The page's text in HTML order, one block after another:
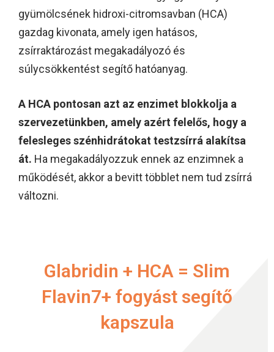
gyümölcsének hidroxi-citromsavban (HCA)
gazdag kivonata, amely igen hatásos,
zsírraktározást megakadályozó és
súlycsökkentést segítő hatóanyag.
A HCA pontosan azt az enzimet blokkolja a
szervezetünkben, amely azért felelős, hogy a
felesleges szénhidrátokat testzsírrá alakítsa
át. Ha megakadályozzuk ennek az enzimnek a
működését, akkor a bevitt többlet nem tud zsírrá
változni.
Glabridin + HCA = Slim
Flavin7+ fogyást segítő
kapszula